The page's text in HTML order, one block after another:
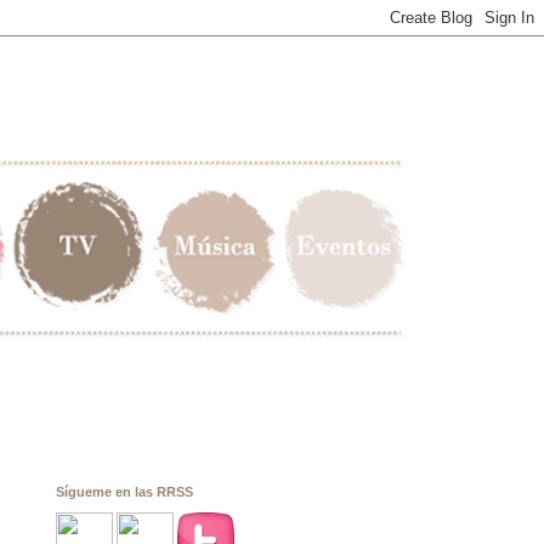
Sígueme en las RRSS